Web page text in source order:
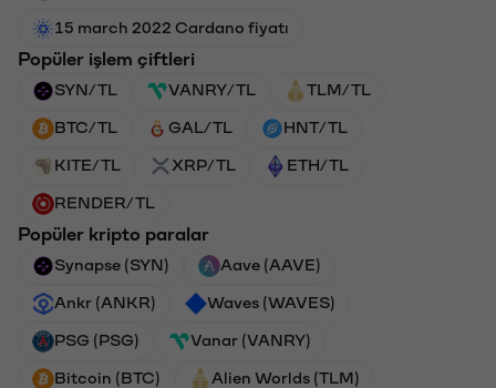
15 march 2022 Cardano fiyatı
Popüler işlem çiftleri
SYN/TL VANRY/TL TLM/TL
BTC/TL GAL/TL HNT/TL
KITE/TL XRP/TL ETH/TL
RENDER/TL
Popüler kripto paralar
Synapse (SYN) Aave (AAVE)
Ankr (ANKR) Waves (WAVES)
PSG (PSG) Vanar (VANRY)
Bitcoin (BTC) Alien Worlds (TLM)